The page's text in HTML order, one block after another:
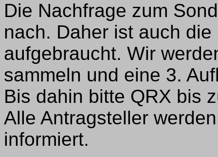
Die Nachfrage zum
nach. Daher ist auch
aufgebraucht. Wir
sammeln und eine 3.
Bis dahin bitte QRX bis
Alle Antragsteller
informiert.